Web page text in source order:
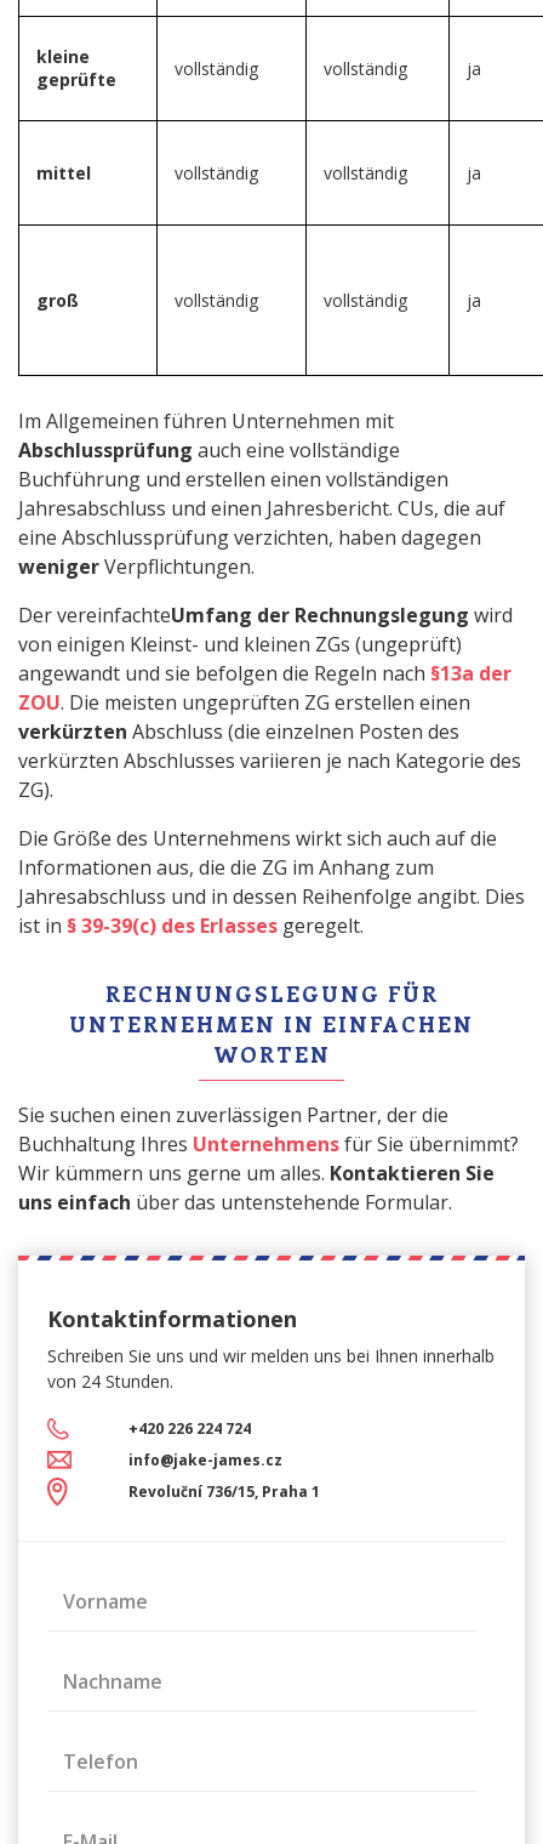
kleine
geprüfte
vollständig vollständig ja
mittel vollständig vollständig ja
groß vollständig vollständig ja
Im Allgemeinen führen Unternehmen mit
Abschlussprüfung auch eine vollständige
Buchführung und erstellen einen vollständigen
Jahresabschluss und einen Jahresbericht. CUs, die auf
eine Abschlussprüfung verzichten, haben dagegen
wenigerVerpflichtungen.
Der vereinfachteUmfang der Rechnungslegung wird
von einigen Kleinst- und kleinen ZGs (ungeprüft)
angewandt und sie befolgen die Regeln nach §13a der
ZOU. Die meisten ungeprüften ZG erstellen einen
verkürzten Abschluss (die einzelnen Posten des
verkürzten Abschlusses variieren je nach Kategorie des
ZG).
Die Größe des Unternehmens wirkt sich auch auf die
Informationen aus, die die ZG im Anhang zum
Jahresabschluss und in dessen Reihenfolge angibt. Dies
ist in § 39-39(c) des Erlasses geregelt.
RECHNUNGSLEGUNG FÜR
UNTERNEHMEN IN EINFACHEN
WORTEN
Sie suchen einen zuverlässigen Partner, der die
Buchhaltung Ihres Unternehmensfür Sie übernimmt?
Wir kümmern uns gerne um alles. Kontaktieren Sie
uns einfach über das untenstehende Formular.
Kontaktinformationen
Schreiben Sie uns und wir melden uns bei Ihnen innerhalb
von 24 Stunden.
+420 226 224 724
info@jake-james.cz
Revoluční 736/15, Praha 1
Vorname
Nachname
Telefon